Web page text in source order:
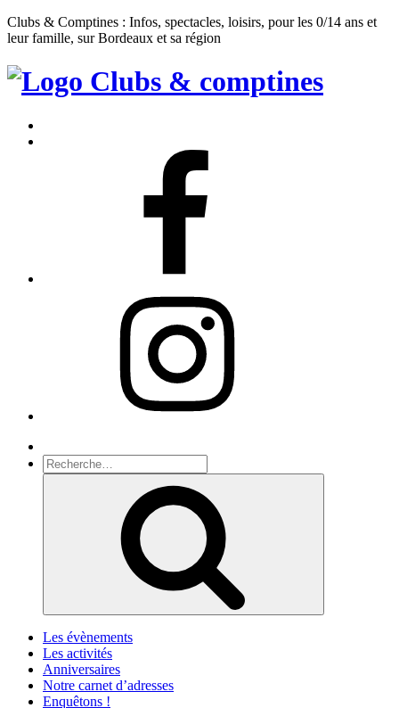
Clubs & Comptines : Infos, spectacles, loisirs, pour les 0/14 ans et
leur famille, sur Bordeaux et sa région
Clubs
Comptines
Recherche
pour
Les évènements
Les activités
Anniversaires
Notre carnet d’adresses
Enquêtons !